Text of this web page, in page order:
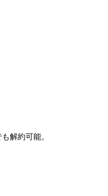
解約可能。